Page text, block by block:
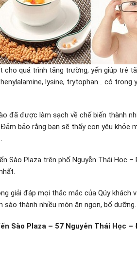
cho quá trình tăng trường, yến giúp trẻ
lysine, trytophan… có
đã được làm sạch về chế biến thành
bảo rằng bạn sẽ thấy con yêu khỏe
Sào Plaza trên phố Nguyễn Thái Học
giải đáp mọi thắc mắc của Qúy khách
thành nhiều món ăn ngon, bổ dưỡng.
Sào Plaza – 57 Nguyễn Thái Học